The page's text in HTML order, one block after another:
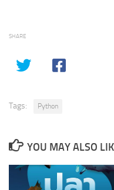
SHARE
Tags: Python
YOU MAY ALSO